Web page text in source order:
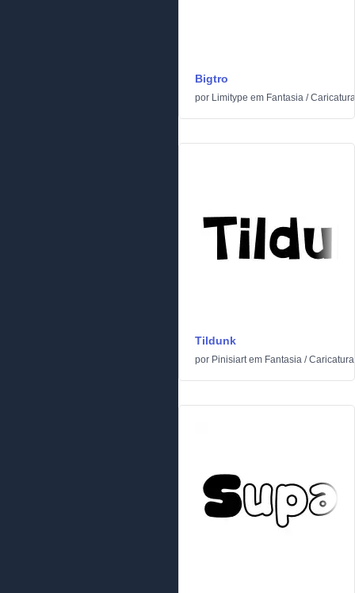
Bigtro
por Limitype em Fantasia /Caricatura
Tildunk
por Pinisiartem Fantasia /Caricatura